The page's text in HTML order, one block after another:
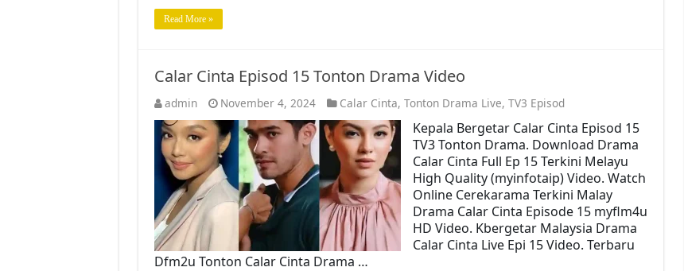
Read More »
Calar Cinta Episod 15 Tonton Drama Video
admin November 4, 2024 Calar Cinta, Tonton Drama Live, TV3 Episod
Kepala Bergetar Calar Cinta Episod 15
TV3 Tonton Drama. Download Drama
Calar Cinta Full Ep 15 Terkini Melayu
High Quality (myinfotaip) Video. Watch
Online Cerekarama Terkini Malay
Drama Calar Cinta Episode 15 myflm4u
HD Video. Kbergetar Malaysia Drama
Calar Cinta Live Epi 15 Video. Terbaru
Dfm2u Tonton Calar Cinta Drama …